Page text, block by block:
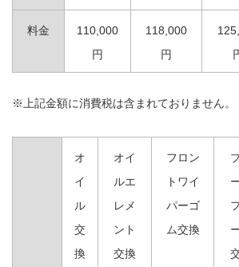
料金
110,000
円
118,000
円
※上記金額に消費税は含まれておりません。
オ
イ
ル
交
換
オイ
ルエ
レメ
ント
交換
フロン
トワイ
パーゴ
ム交換